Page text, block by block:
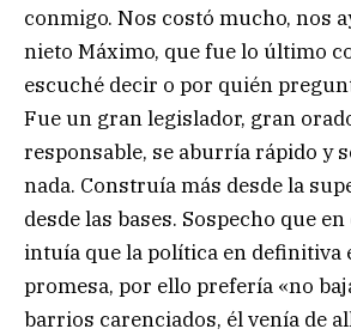
conmigo. Nos costó mucho, nos
nieto Máximo, que fue lo último
escuché decir o por quién
Fue un gran legislador, gran
responsable, se aburría rápido y
nada. Construía más desde la
desde las bases. Sospecho que
intuía que la política en definitiva
promesa, por ello prefería «no
barrios carenciados, él venía de